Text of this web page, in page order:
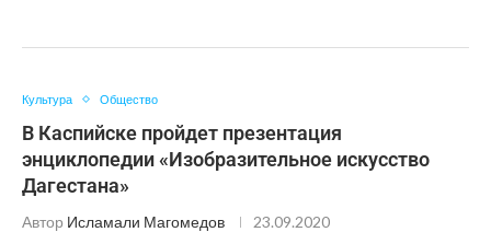
Культура Общество
В Каспийске пройдет презентация
энциклопедии «Изобразительное искусство
Дагестана»
Автор Исламали Магомедов 23.09.2020